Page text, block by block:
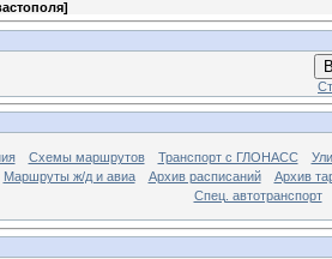
]
Схемы маршрутов Транспорт с ГЛОНАСС
Маршруты ж/д и авиа Архив расписаний
Архив
Спец. автотранспорт